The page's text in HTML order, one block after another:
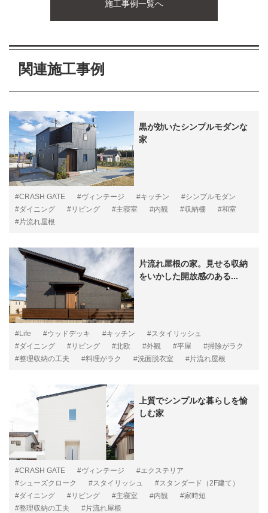
施工事例一覧へ
関連施工事例
黒が効いたシンプルモダンな
家
#CRASH GATE #ヴィンテージ #キッチン
#シンプルモダン
#ダイニング
#リビング #主寝室 #内観 #収納棚
#和室
#片流れ屋根
片流れ屋根の家。見せる収納
をいかした開放感のある...
#Life #ウッドデッキ #キッチン
#スタイリッシュ
#ダイニング
#リビング #北欧 #外観 #平屋
#掃除がラク
#整理収納の工夫
#料理がラク #洗面脱衣室 #片流れ屋根
上質でシンプルな暮らしを愉
しむ家
#CRASH GATE #ヴィンテージ
#エクステリア
#シューズクローク
#スタイリッシュ
#スタンダード（2F建て）
#ダイニング
#リビング #主寝室 #内観
#家時短
#整理収納の工夫
#片流れ屋根